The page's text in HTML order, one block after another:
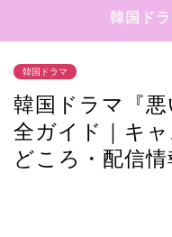
韓国ド
韓国ドラマ
韓国ドラマ『
全ガイド｜キ
どころ・配信情